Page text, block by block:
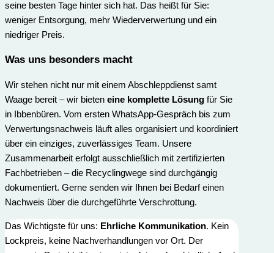
seine besten Tage hinter sich hat. Das heißt für Sie:
weniger Entsorgung, mehr Wiederverwertung und ein
niedriger Preis.
Was uns besonders macht
Wir stehen nicht nur mit einem Abschleppdienst samt
Waage bereit – wir bieten eine komplette Lösung für Sie
in Ibbenbüren. Vom ersten WhatsApp-Gespräch bis zum
Verwertungs­nachweis läuft alles organisiert und koordiniert
über ein einziges, zuverlässiges Team. Unsere
Zusammenarbeit erfolgt ausschließlich mit zertifizierten
Fachbetrieben – die Recyclingwege sind durchgängig
dokumentiert. Gerne senden wir Ihnen bei Bedarf einen
Nachweis über die durchgeführte Verschrottung.
Das Wichtigste für uns: Ehrliche Kommunikation. Kein
Lockpreis, keine Nachverhandlungen vor Ort. Der